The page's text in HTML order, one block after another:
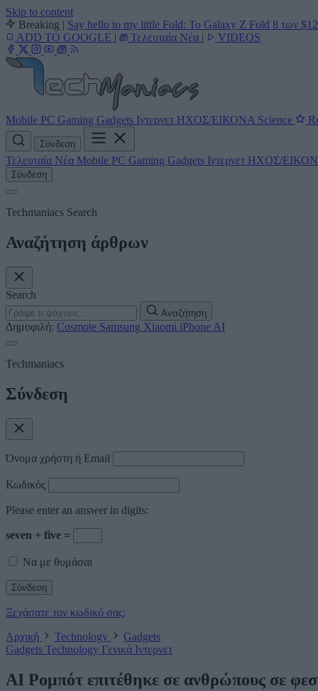
Skip to content
Breaking | Say hello to my little Fold: Το Galaxy Z Fold 8 των
ADD TO GOOGLE | Τελευταία Νέα | VIDEOS
Mobile PC Gaming Gadgets Ιντερνετ ΗΧΟΣ/ΕΙΚΟΝΑ Science
Σύνδεση
Τελευταία Νέα Mobile PC Gaming Gadgets Ιντερνετ ΗΧΟΣ/
Σύνδεση
Techmaniacs Search
Αναζήτηση άρθρων
Search
Αναζήτηση
Δημοφιλή: Cosmote Samsung Xiaomi iPhone AI
Techmaniacs
Σύνδεση
Όνομα χρήστη ή Email
Κωδικός
Please enter an answer in digits:
seven + five =
Να με θυμάσαι
Ξεχάσατε τον κωδικό σας;
Αρχική
Technology
Gadgets
Gadgets Technology Γενικά Ιντερνετ
AI Ρομπότ επιτέθηκε σε ανθρώπους σε